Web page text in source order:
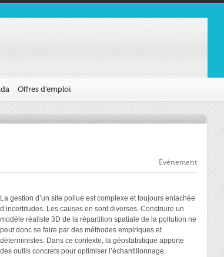
Offres d’emploi
Événement
La gestion d’un site pollué est complexe et toujours entachée
d’incertitudes. Les causes en sont diverses. Construire un
modèle réaliste 3D de la répartition spatiale de la pollution ne
peut donc se faire par des méthodes empiriques et
déterministes. Dans ce contexte, la géostatistique apporte
des outils concrets pour optimiser l’échantillonnage,